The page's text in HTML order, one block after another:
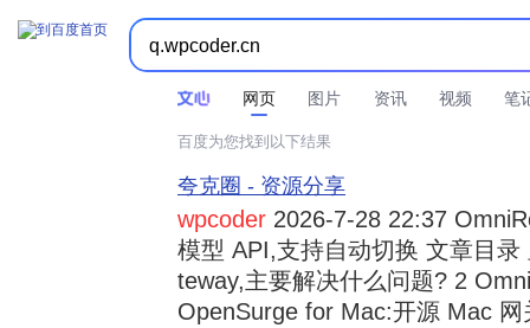
网页 图片 资讯 视频 笔
时间不限  所有网页和文件  站点内检索 
百度为您找到以下结果
夸克圈 - 资源分享
wpcoder 2026-7-28 22:37
模型 API,支持自动切换 文章目
teway,主要解决什么问题? 2
OpenSurge for Mac:开源 Mac